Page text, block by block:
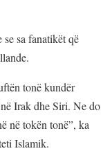
sa fanatikët që
tonë kundër
Irak dhe Siri. Ne do
në tokën tonë”, ka
Islamik.